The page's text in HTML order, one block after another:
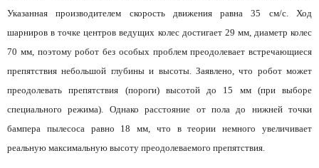
Указанная производителем скорость движения равна 35 см/с. Ход
шарниров в точке центров ведущих колес достигает 29 мм, диаметр колес
70 мм, поэтому робот без особых проблем преодолевает встречающиеся
препятствия небольшой глубины и высоты. Заявлено, что робот может
преодолевать препятствия (пороги) высотой до 15 мм (при выборе
специального режима). Однако расстояние от пола до нижней точки
бампера пылесоса равно 18 мм, что в теории немного увеличивает
реальную максимальную высоту преодолеваемого препятствия.